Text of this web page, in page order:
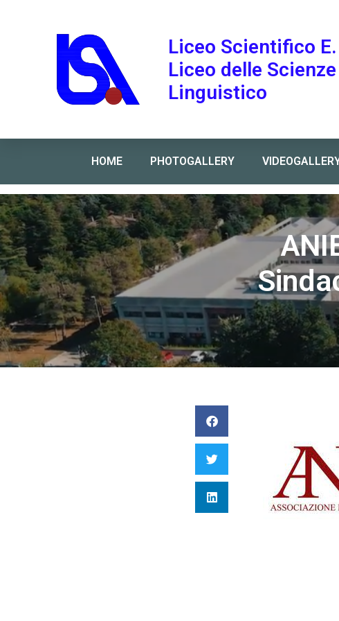
Liceo Scientifico
Liceo delle
Linguistico
HOME PHOTOGALLERY
Home»ANIEF_Indizione Assemblea Sindacale Territoriale